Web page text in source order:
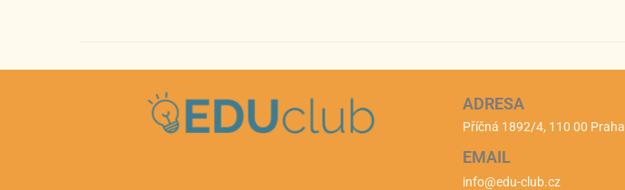
ADRESA
Příčná 1892/4, 110 00 Praha
EMAIL
info@edu-club.cz